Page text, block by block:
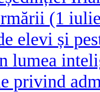
(1
elevi și
lumea
privind